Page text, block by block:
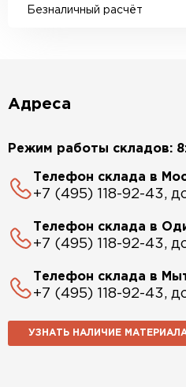
Безналичный расчёт
Адреса
Режим работы складов:
Телефон склада в
+7 (495) 118-92-43,
Телефон склада в
+7 (495) 118-92-43,
Телефон склада в
+7 (495) 118-92-43,
УЗНАТЬ НАЛИЧИЕ